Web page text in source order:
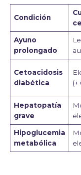
Condición
Ayuno
prolongado
Cetoacidosis
diabética
Hepatopatía
grave
Hipoglucemia
metabólica